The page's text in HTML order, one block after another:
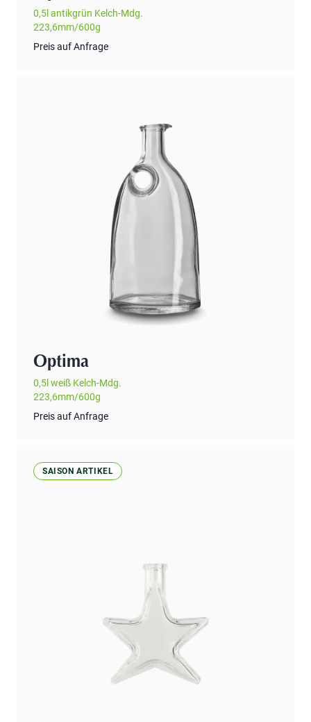
0,5l antikgrün Kelch-Mdg.
223,6mm/600g
Preis auf Anfrage
Optima
0,5l weiß Kelch-Mdg.
223,6mm/600g
Preis auf Anfrage
SAISON ARTIKEL